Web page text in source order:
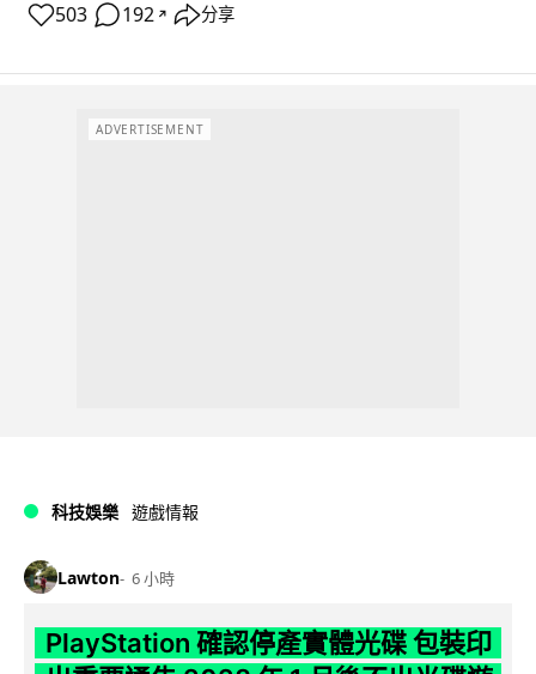
503 192 ↗ 分享
ADVERTISEMENT
科技娛樂 遊戲情報
Lawton 6 小時
PlayStation 確認停產實體光碟 包裝印